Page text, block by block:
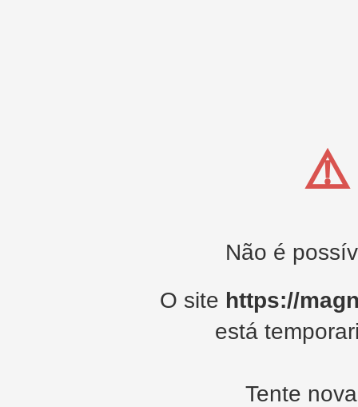
⚠️
Não é
O site https://
está
Tente